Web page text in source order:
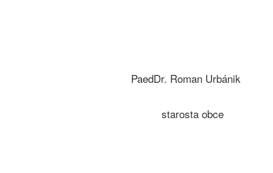
PaedDr. Roman Urbánik
starosta obce